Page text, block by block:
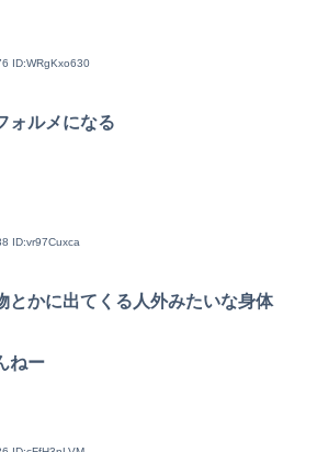
ID:WRgKxo630
ォルメになる
ID:vr97Cuxca
とかに出てくる人外みたいな身体
ねー